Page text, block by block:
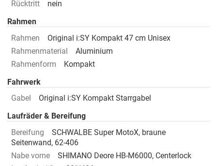
Rücktritt
nein
Rahmen
Rahmen
Original i:SY Kompakt 47 cm Unisex
Rahmenmaterial
Aluminium
Rahmenform
Kompakt
Fahrwerk
Gabel
Original i:SY Kompakt Starrgabel
Laufräder & Bereifung
Bereifung
SCHWALBE Super MotoX, braune
Seitenwand, 62-406
Nabe vorne
SHIMANO Deore HB-M6000, Centerlock